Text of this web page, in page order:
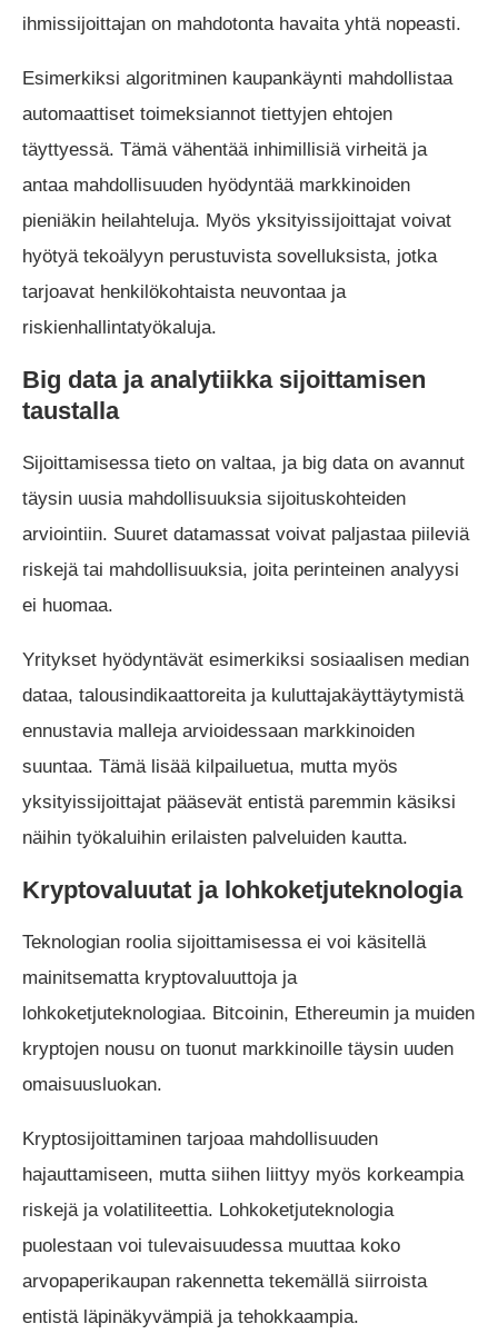
ihmissijoittajan on mahdotonta havaita yhtä nopeasti.
Esimerkiksi algoritminen kaupankäynti mahdollistaa
automaattiset toimeksiannot tiettyjen ehtojen
täyttyessä. Tämä vähentää inhimillisiä virheitä ja
antaa mahdollisuuden hyödyntää markkinoiden
pieniäkin heilahteluja. Myös yksityissijoittajat voivat
hyötyä tekoälyyn perustuvista sovelluksista, jotka
tarjoavat henkilökohtaista neuvontaa ja
riskienhallintatyökaluja.
Big data ja analytiikka sijoittamisen
taustalla
Sijoittamisessa tieto on valtaa, ja big data on avannut
täysin uusia mahdollisuuksia sijoituskohteiden
arviointiin. Suuret datamassat voivat paljastaa piileviä
riskejä tai mahdollisuuksia, joita perinteinen analyysi
ei huomaa.
Yritykset hyödyntävät esimerkiksi sosiaalisen median
dataa, talousindikaattoreita ja kuluttajakäyttäytymistä
ennustavia malleja arvioidessaan markkinoiden
suuntaa. Tämä lisää kilpailuetua, mutta myös
yksityissijoittajat pääsevät entistä paremmin käsiksi
näihin työkaluihin erilaisten palveluiden kautta.
Kryptovaluutat ja lohkoketjuteknologia
Teknologian roolia sijoittamisessa ei voi käsitellä
mainitsematta kryptovaluuttoja ja
lohkoketjuteknologiaa. Bitcoinin, Ethereumin ja muiden
kryptojen nousu on tuonut markkinoille täysin uuden
omaisuusluokan.
Kryptosijoittaminen tarjoaa mahdollisuuden
hajauttamiseen, mutta siihen liittyy myös korkeampia
riskejä ja volatiliteettia. Lohkoketjuteknologia
puolestaan voi tulevaisuudessa muuttaa koko
arvopaperikaupan rakennetta tekemällä siirroista
entistä läpinäkyvämpiä ja tehokkaampia.